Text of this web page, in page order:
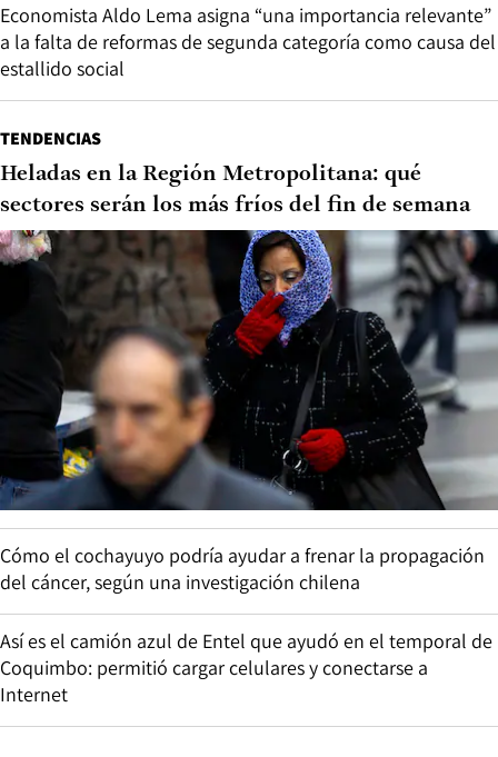
Economista Aldo Lema asigna “una importancia relevante”
a la falta de reformas de segunda categoría como causa del
estallido social
TENDENCIAS
Heladas en la Región Metropolitana: qué
sectores serán los más fríos del fin de semana
Cómo el cochayuyo podría ayudar a frenar la propagación
del cáncer, según una investigación chilena
Así es el camión azul de Entel que ayudó en el temporal de
Coquimbo: permitió cargar celulares y conectarse a
Internet